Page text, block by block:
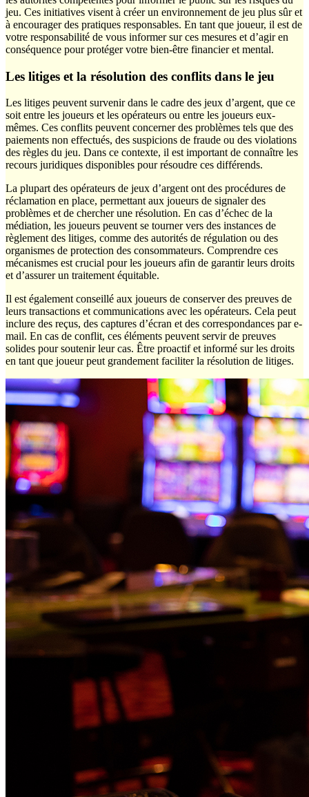
jeu. Ces initiatives visent à créer un environnement de jeu plus sûr et
à encourager des pratiques responsables. En tant que joueur, il est de
votre responsabilité de vous informer sur ces mesures et d’agir en
conséquence pour protéger votre bien-être financier et mental.
Les litiges et la résolution des conflits dans le jeu
Les litiges peuvent survenir dans le cadre des jeux d’argent, que ce
soit entre les joueurs et les opérateurs ou entre les joueurs eux-
mêmes. Ces conflits peuvent concerner des problèmes tels que des
paiements non effectués, des suspicions de fraude ou des violations
des règles du jeu. Dans ce contexte, il est important de connaître les
recours juridiques disponibles pour résoudre ces différends.
La plupart des opérateurs de jeux d’argent ont des procédures de
réclamation en place, permettant aux joueurs de signaler des
problèmes et de chercher une résolution. En cas d’échec de la
médiation, les joueurs peuvent se tourner vers des instances de
règlement des litiges, comme des autorités de régulation ou des
organismes de protection des consommateurs. Comprendre ces
mécanismes est crucial pour les joueurs afin de garantir leurs droits
et d’assurer un traitement équitable.
Il est également conseillé aux joueurs de conserver des preuves de
leurs transactions et communications avec les opérateurs. Cela peut
inclure des reçus, des captures d’écran et des correspondances par e-
mail. En cas de conflit, ces éléments peuvent servir de preuves
solides pour soutenir leur cas. Être proactif et informé sur les droits
en tant que joueur peut grandement faciliter la résolution de litiges.